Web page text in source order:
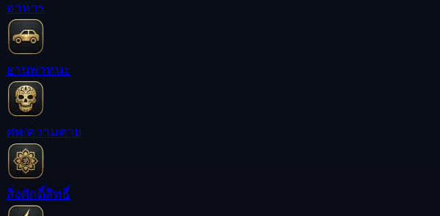
อาหาร
ยานพาหนะ
ศพ/ความตาย
สิ่งศักดิ์สิทธิ์